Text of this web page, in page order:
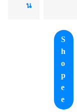
น
S
h
o
p
e
e